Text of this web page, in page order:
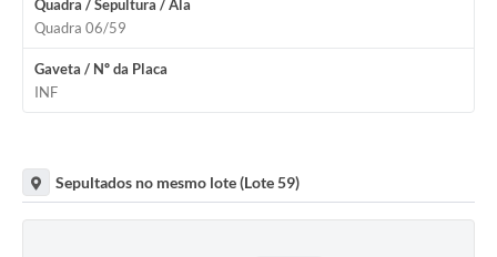
Quadra / Sepultura / Ala
Quadra 06/59
Gaveta / Nº da Placa
INF
Sepultados no mesmo lote (Lote 59)